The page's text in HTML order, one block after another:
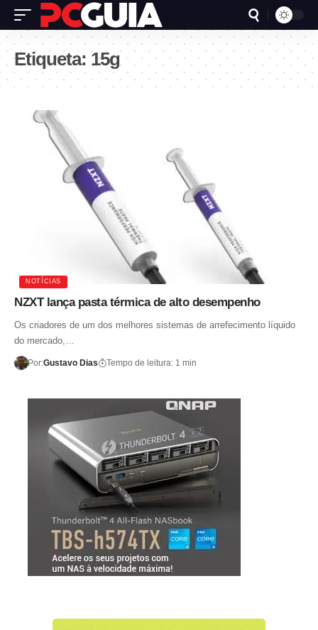
Etiqueta: 15g
NOTÍCIAS
NZXT lança pasta térmica de alto desempenho
Os criadores de um dos melhores sistemas de arrefecimento líquido
do mercado,…
Por:Gustavo Dias Tempo de leitura: 1 min